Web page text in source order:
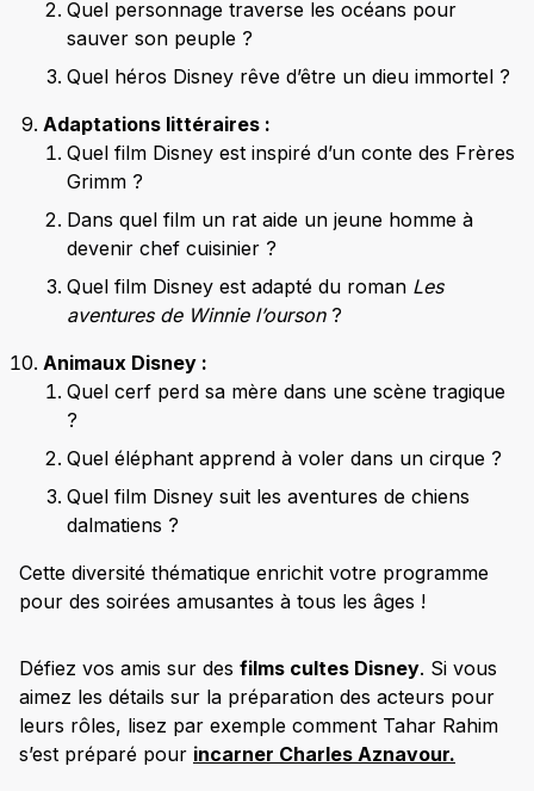
Quel personnage traverse les océans pour
sauver son peuple ?
Quel héros Disney rêve d’être un dieu immortel ?
Adaptations littéraires :
Quel film Disney est inspiré d’un conte des Frères
Grimm ?
Dans quel film un rat aide un jeune homme à
devenir chef cuisinier ?
Quel film Disney est adapté du roman Les
aventures de Winnie l’ourson?
Animaux Disney :
Quel cerf perd sa mère dans une scène tragique
?
Quel éléphant apprend à voler dans un cirque ?
Quel film Disney suit les aventures de chiens
dalmatiens ?
Cette diversité thématique enrichit votre programme
pour des soirées amusantes à tous les âges !
Défiez vos amis sur des films cultes Disney. Si vous
aimez les détails sur la préparation des acteurs pour
leurs rôles, lisez par exemple comment Tahar Rahim
s’est préparé pour incarner Charles Aznavour.